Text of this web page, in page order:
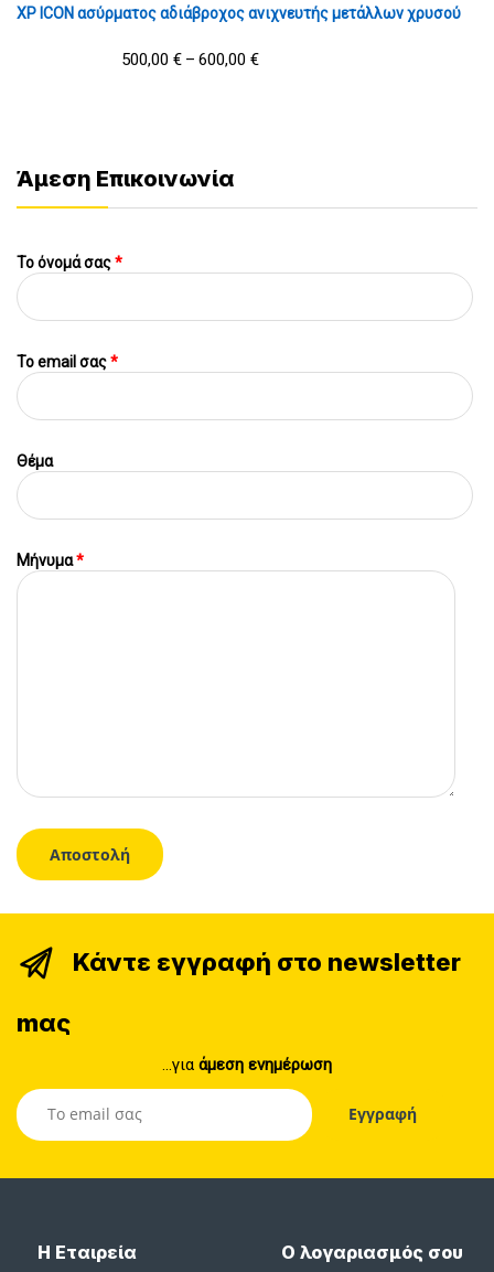
XP ICON ασύρματος αδιάβροχος ανιχνευτής μετάλλων χρυσού
500,00 € – 600,00 €
Άμεση Επικοινωνία
Το όνομά σας*
To email σας*
Θέμα
Μήνυμα*
Κάντε εγγραφή στο newsletter
mας
...για άμεση ενημέρωση
Η Εταιρεία Ο λογαριασμός σου